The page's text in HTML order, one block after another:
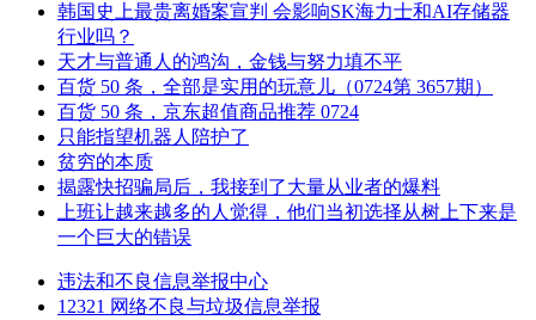
韩国史上最贵离婚案宣判 会影响SK海力士和AI存储器
行业吗？
天才与普通人的鸿沟，金钱与努力填不平
百货 50 条，全部是实用的玩意儿（0724第 3657期）
百货 50 条，京东超值商品推荐 0724
只能指望机器人陪护了
贫穷的本质
揭露快招骗局后，我接到了大量从业者的爆料
上班让越来越多的人觉得，他们当初选择从树上下来是
一个巨大的错误
违法和不良信息举报中心
12321 网络不良与垃圾信息举报